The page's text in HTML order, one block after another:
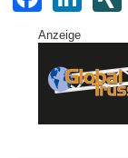
a
c
e
k
e
Anzeige